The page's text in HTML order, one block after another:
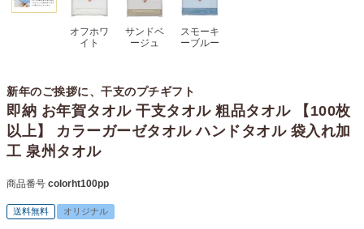
オフホワ
イト
サンドベ
ージュ
スモーキ
ーブルー
新年のご挨拶に、干支のプチギフト
即納 お年賀タオル 干支タオル 粗品タオル 【100枚
以上】 カラーガーゼタオル ハンドタオル 袋入れ加
工 泉州タオル
商品番号 colorht100pp
送料無料 オリジナル